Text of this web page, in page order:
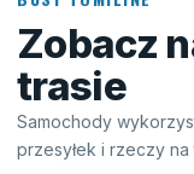
Zobacz
trasie
Samochody
przesyłek i rzeczy